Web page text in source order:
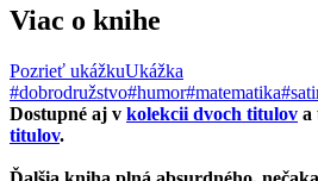
Viac o knihe
Pozrieť ukážkuUkážka
#dobrodružstvo#humor#matematika
Dostupné aj v kolekcii dvoch titulov a
titulov.